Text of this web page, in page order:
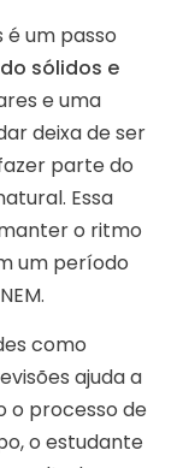
um passo
sólidos e
e uma
deixa de ser
parte do
Essa
o ritmo
um período
como
ajuda a
o processo de
o estudante